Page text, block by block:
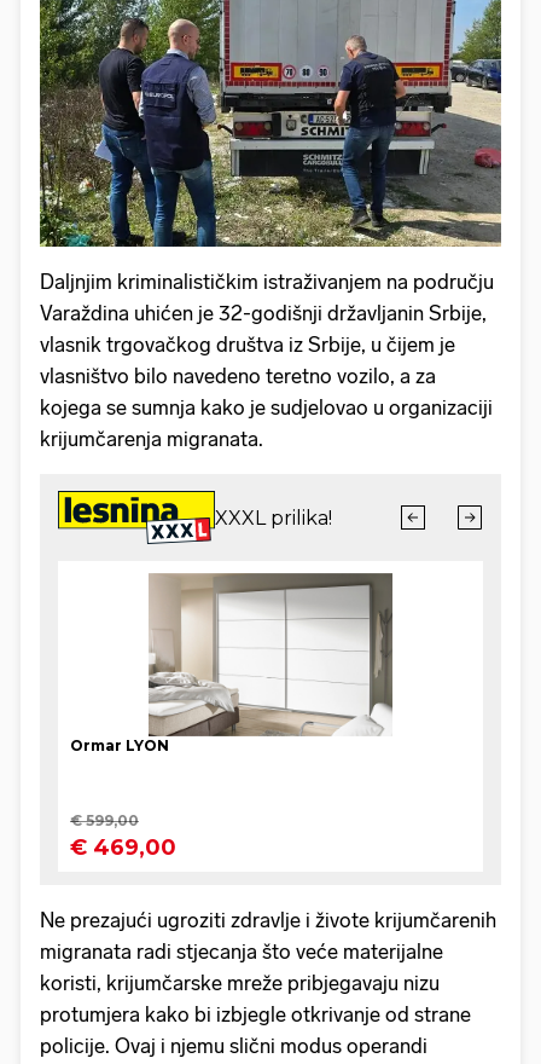
Daljnjim kriminalističkim istraživanjem na području
Varaždina uhićen je 32-godišnji državljanin Srbije,
vlasnik trgovačkog društva iz Srbije, u čijem je
vlasništvo bilo navedeno teretno vozilo, a za
kojega se sumnja kako je sudjelovao u organizaciji
krijumčarenja migranata.
Ne prezajući ugroziti zdravlje i živote krijumčarenih
migranata radi stjecanja što veće materijalne
koristi, krijumčarske mreže pribjegavaju nizu
protumjera kako bi izbjegle otkrivanje od strane
policije. Ovaj i njemu slični modus operandi